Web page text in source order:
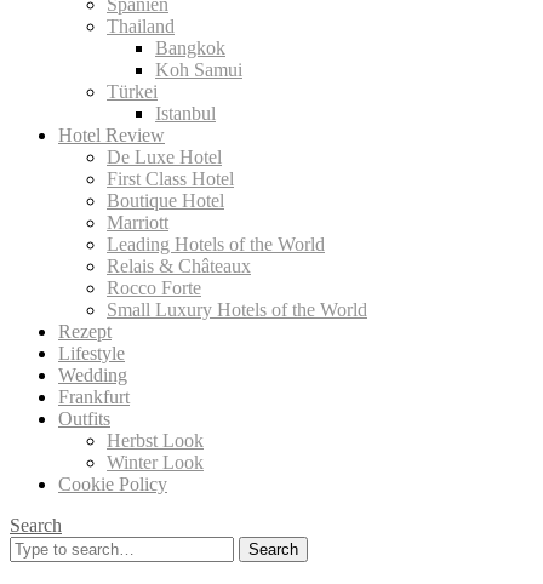
Spanien
Thailand
Bangkok
Koh Samui
Türkei
Istanbul
Hotel Review
De Luxe Hotel
First Class Hotel
Boutique Hotel
Marriott
Leading Hotels of the World
Relais & Châteaux
Rocco Forte
Small Luxury Hotels of the World
Rezept
Lifestyle
Wedding
Frankfurt
Outfits
Herbst Look
Winter Look
Cookie Policy
Search
Search
for: